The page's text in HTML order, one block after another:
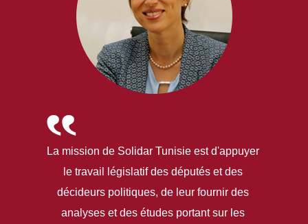
La mission de Solidar Tunisie est d'appuyer
le travail législatif des députés et des
décideurs politiques, de leur fournir des
analyses et des études portant sur les